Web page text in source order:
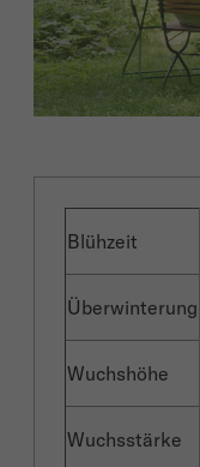
Blühzeit
Überwinterung
Wuchshöhe
Wuchsstärke